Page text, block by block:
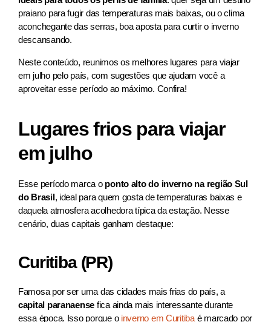
praiano para fugir das temperaturas mais baixas, ou o clima
aconchegante das serras, boa aposta para curtir o inverno
descansando.
Neste conteúdo, reunimos os melhores lugares para viajar
em julho pelo país, com sugestões que ajudam você a
aproveitar esse período ao máximo. Confira!
Lugares frios para viajar
em julho
Esse período marca o ponto alto do inverno na região Sul
do Brasil, ideal para quem gosta de temperaturas baixas e
daquela atmosfera acolhedora típica da estação. Nesse
cenário, duas capitais ganham destaque:
Curitiba (PR)
Famosa por ser uma das cidades mais frias do país, a
capital paranaense fica ainda mais interessante durante
essa época. Isso porque o inverno em Curitibaé marcado por